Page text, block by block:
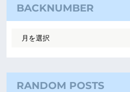
BACKNUMBER
RANDOM POSTS